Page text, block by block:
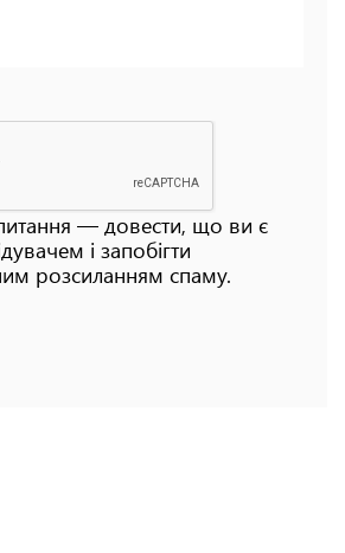
— довести, що ви є
і запобігти
розсиланням спаму.